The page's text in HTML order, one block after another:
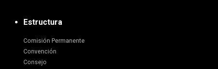
Estructura
Comisión Permanente
Convención
Consejo